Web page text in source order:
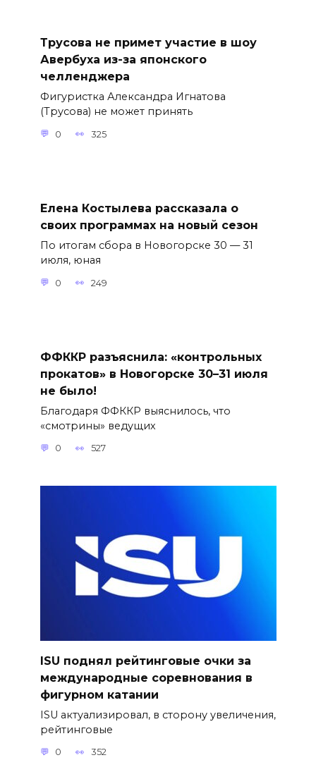
Трусова не примет участие в шоу
Авербуха из-за японского
челленджера
Фигуристка Александра Игнатова
(Трусова) не может принять
0 325
Елена Костылева рассказала о
своих программах на новый сезон
По итогам сбора в Новогорске 30 — 31
июля, юная
0 249
ФФККР разъяснила: «контрольных
прокатов» в Новогорске 30–31 июля
не было!
Благодаря ФФККР выяснилось, что
«смотрины» ведущих
0 527
ISU поднял рейтинговые очки за
международные соревнования в
фигурном катании
ISU актуализировал, в сторону увеличения,
рейтинговые
0 352